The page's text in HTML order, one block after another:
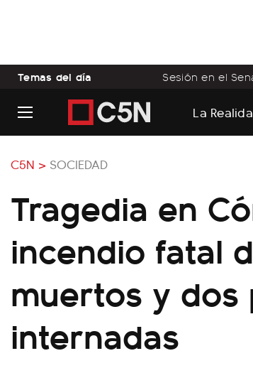
Temas del día Sesión en el
La
C5N > SOCIEDAD
Tragedia en
incendio fatal
muertos y dos
internadas